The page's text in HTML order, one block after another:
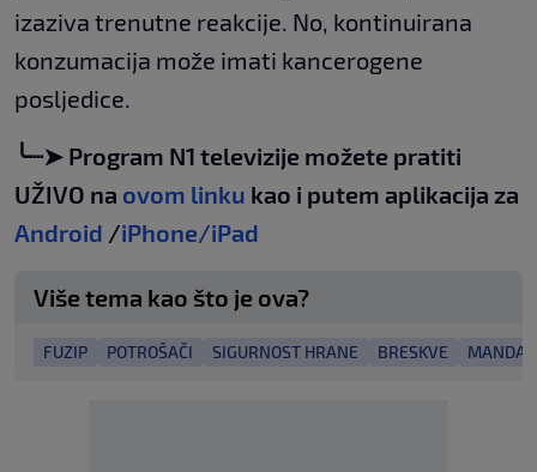
izaziva trenutne reakcije. No, kontinuirana
konzumacija može imati kancerogene
posljedice.
╰┈➤ Program N1 televizije možete pratiti
UŽIVO na ovom linku kao i putem aplikacija za
Android /iPhone/iPad
Više tema kao što je ova?
FUZIP POTROŠAČI SIGURNOST HRANE BRESKVE